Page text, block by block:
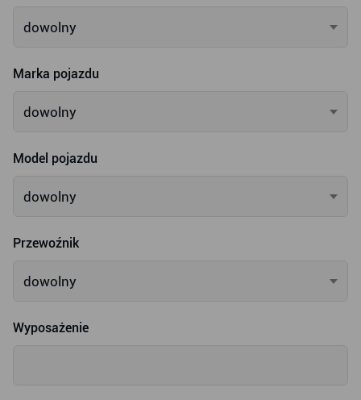
dowolny
Marka pojazdu
dowolny
Model pojazdu
dowolny
Przewoźnik
dowolny
Wyposażenie